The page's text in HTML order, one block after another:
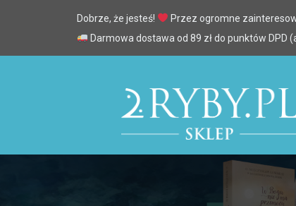
Dobrze, że jesteś! Przez ogromne
Darmowa dostawa od 89 zł do punktów DPD